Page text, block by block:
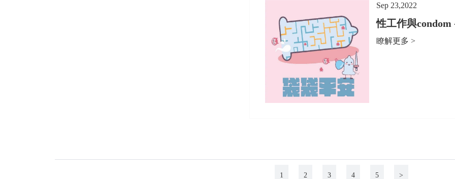
Sep 23,2022
性工作與
瞭解更多 >
1 2 3 4 5 >